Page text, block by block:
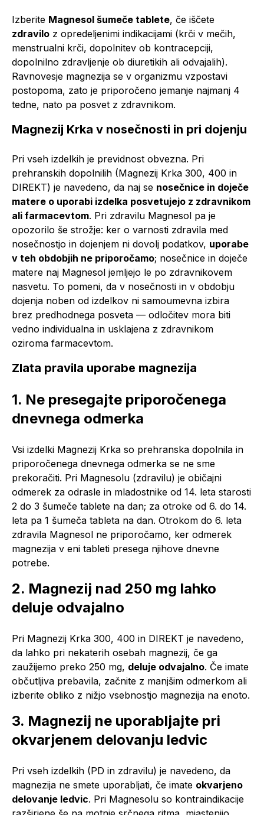
Izberite Magnesol šumeče tablete, če iščete
zdravilo z opredeljenimi indikacijami (krči v mečih,
menstrualni krči, dopolnitev ob kontracepciji,
dopolnilno zdravljenje ob diuretikih ali odvajalih).
Ravnovesje magnezija se v organizmu vzpostavi
postopoma, zato je priporočeno jemanje najmanj 4
tedne, nato pa posvet z zdravnikom.
Magnezij Krka v nosečnosti in pri dojenju
Pri vseh izdelkih je previdnost obvezna. Pri
prehranskih dopolnilih (Magnezij Krka 300, 400 in
DIREKT) je navedeno, da naj se nosečnice in doječe
matere o uporabi izdelka posvetujejo z zdravnikom
ali farmacevtom. Pri zdravilu Magnesol pa je
opozorilo še strožje: ker o varnosti zdravila med
nosečnostjo in dojenjem ni dovolj podatkov, uporabe
v teh obdobjih ne priporočamo; nosečnice in doječe
matere naj Magnesol jemljejo le po zdravnikovem
nasvetu. To pomeni, da v nosečnosti in v obdobju
dojenja noben od izdelkov ni samoumevna izbira
brez predhodnega posveta — odločitev mora biti
vedno individualna in usklajena z zdravnikom
oziroma farmacevtom.
Zlata pravila uporabe magnezija
1. Ne presegajte priporočenega
dnevnega odmerka
Vsi izdelki Magnezij Krka so prehranska dopolnila in
priporočenega dnevnega odmerka se ne sme
prekoračiti. Pri Magnesolu (zdravilu) je običajni
odmerek za odrasle in mladostnike od 14. leta starosti
2 do 3 šumeče tablete na dan; za otroke od 6. do 14.
leta pa 1 šumeča tableta na dan. Otrokom do 6. leta
zdravila Magnesol ne priporočamo, ker odmerek
magnezija v eni tableti presega njihove dnevne
potrebe.
2. Magnezij nad 250 mg lahko
deluje odvajalno
Pri Magnezij Krka 300, 400 in DIREKT je navedeno,
da lahko pri nekaterih osebah magnezij, če ga
zaužijemo preko 250 mg, deluje odvajalno. Če imate
občutljiva prebavila, začnite z manjšim odmerkom ali
izberite obliko z nižjo vsebnostjo magnezija na enoto.
3. Magnezij ne uporabljajte pri
okvarjenem delovanju ledvic
Pri vseh izdelkih (PD in zdravilu) je navedeno, da
magnezija ne smete uporabljati, če imate okvarjeno
delovanje ledvic. Pri Magnesolu so kontraindikacije